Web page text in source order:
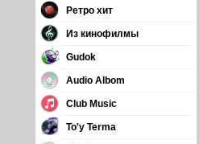
Ретро хит
Из кинофилмы
Gudok
Audio Albom
Club Music
To'y Terma